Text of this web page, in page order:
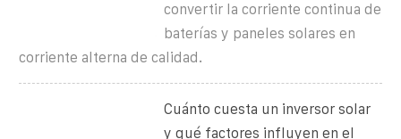
convertir la corriente continua de
baterías y paneles solares en
corriente alterna de calidad.
Cuánto cuesta un inversor solar
y qué factores influyen en el